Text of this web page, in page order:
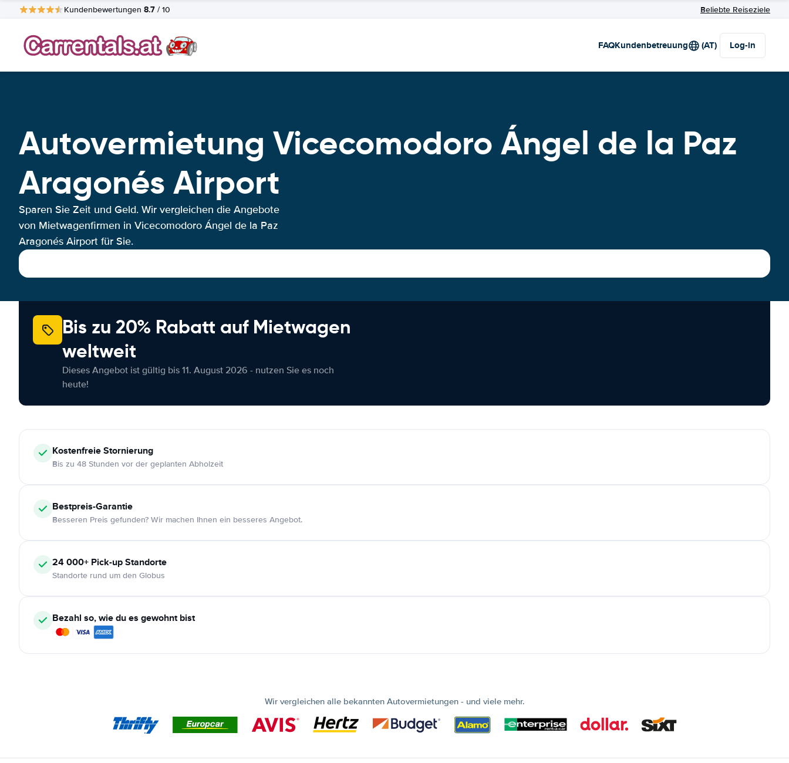
Kundenbewertungen 8.7 / 10 Beliebte Reiseziele
FAQKundenbetreuung (AT) Log-in
Autovermietung Vicecomodoro Ángel de la Paz
Aragonés Airport
Sparen Sie Zeit und Geld. Wir vergleichen die Angebote
von Mietwagenfirmen in Vicecomodoro Ángel de la Paz
Aragonés Airport für Sie.
Bis zu 20% Rabatt auf Mietwagen
weltweit
Dieses Angebot ist gültig bis 11. August 2026 - nutzen Sie es noch
heute!
KostenfreieStornierung
Bis zu 48 Stunden vor der geplanten Abholzeit
Bestpreis-Garantie
Besseren Preis gefunden? Wir machen Ihnen ein besseres Angebot.
24 000+ Pick-up Standorte
Standorte rund um den Globus
Bezahl so, wie du es gewohnt bist
Wir vergleichen alle bekannten Autovermietungen - und viele mehr.